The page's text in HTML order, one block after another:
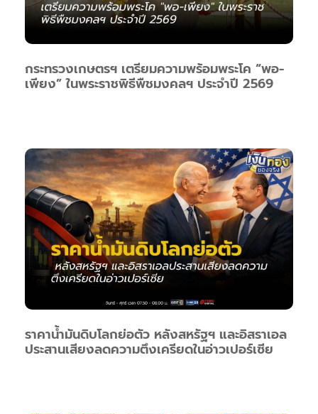
กระทรวงเกษตรฯ เตรียมความพร้อมพระโค “พอ-
เพียง” ในพระราชพิธีพืชมงคลฯ ประจำปี 2569
ราคาน้ำมันดิบโลกย่อตัว หลังสหรัฐฯ และอิสราเอล
ประสานเสียงลดความตึงเครียดในอ่าวเปอร์เซีย